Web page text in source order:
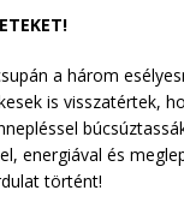
a három
is visszatértek,
energiával és
történt!